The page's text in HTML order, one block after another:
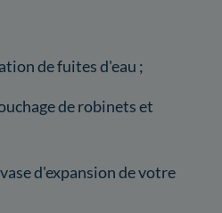
de fuites d'eau ;
de robinets et
d'expansion de votre